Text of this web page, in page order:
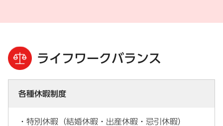
ライフワークバランス
各種休暇制度
・特別休暇（結婚休暇・出産休暇・忌引休暇）